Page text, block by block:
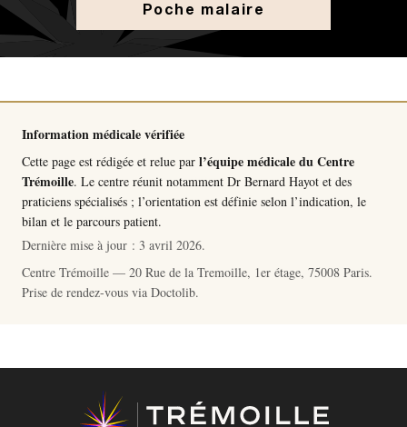
Poche malaire
Information médicale vérifiée
Cette page est rédigée et relue par l’équipe médicale du Centre
Trémoille. Le centre réunit notamment Dr Bernard Hayot et des
praticiens spécialisés ; l’orientation est définie selon l’indication, le
bilan et le parcours patient.
Dernière mise à jour : 3 avril 2026.
Centre Trémoille — 20 Rue de la Tremoille, 1er étage, 75008 Paris.
Prise de rendez-vous via Doctolib.